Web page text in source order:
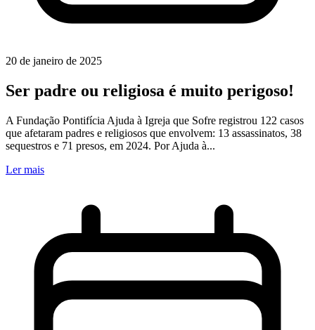
20 de janeiro de 2025
Ser padre ou religiosa é muito perigoso!
A Fundação Pontifícia Ajuda à Igreja que Sofre registrou 122 casos
que afetaram padres e religiosos que envolvem: 13 assassinatos, 38
sequestros e 71 presos, em 2024. Por Ajuda à...
Ler mais